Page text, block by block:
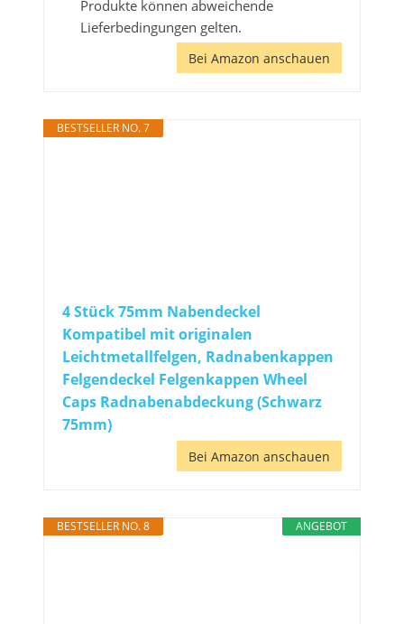
Produkte können abweichende
Lieferbedingungen gelten.
Bei Amazon anschauen
BESTSELLER NO. 7
4 Stück 75mm Nabendeckel
Kompatibel mit originalen
Leichtmetallfelgen, Radnabenkappen
Felgendeckel Felgenkappen Wheel
Caps Radnabenabdeckung (Schwarz
75mm)
Bei Amazon anschauen
ANGEBOT
BESTSELLER NO. 8